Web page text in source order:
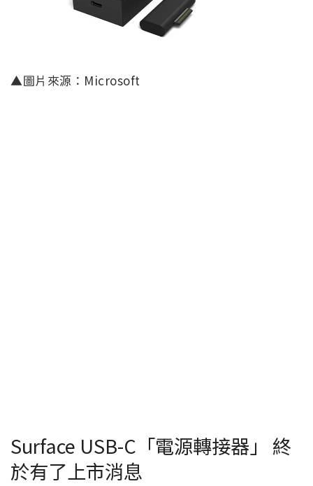
▲圖片來源：Microsoft
Surface USB-C「電源轉接器」 終
於有了上市消息